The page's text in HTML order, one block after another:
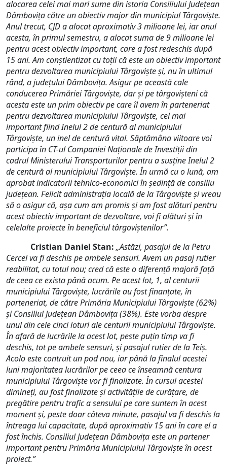
alocarea celei mai mari sume din istoria Consiliului Județean
Dâmbovița către un obiectiv major din municipiul Târgoviște.
Anul trecut, CJD a alocat aproximativ 3 milioane lei, iar anul
acesta, în primul semestru, a alocat suma de 9 milioane lei
pentru acest obiectiv important, care a fost redeschis după
15 ani. Am conștientizat cu toții că este un obiectiv important
pentru dezvoltarea municipiului Târgoviște și, nu în ultimul
rând, a județului Dâmbovița. Asigur pe această cale
conducerea Primăriei Târgoviște, dar și pe târgovișteni că
acesta este un prim obiectiv pe care îl avem în parteneriat
pentru dezvoltarea municipiului Târgoviște, cel mai
important fiind Inelul 2 de centură al municipiului
Târgoviște, un inel de centură vital. Săptămâna viitoare voi
participa în CT-ul Companiei Naționale de Investiții din
cadrul Ministerului Transporturilor pentru a susține Inelul 2
de centură al municipiului Târgoviște. În urmă cu o lună, am
aprobat indicatorii tehnico-economici în ședință de consiliu
județean. Felicit administrația locală de la Târgoviște și vreau
să o asigur că, așa cum am promis și am fost alături pentru
acest obiectiv important de dezvoltare, voi fi alături și în
celelalte proiecte în beneficiul târgoviștenilor”.
Cristian Daniel Stan: „Astăzi, pasajul de la Petru
Cercel va fi deschis pe ambele sensuri. Avem un pasaj rutier
reabilitat, cu totul nou; cred că este o diferență majoră față
de ceea ce exista până acum. Pe acest lot, 1, al centurii
municipiului Târgoviște, lucrările au fost finanțate, în
parteneriat, de către Primăria Municipiului Târgoviște (62%)
și Consiliul Județean Dâmbovița (38%). Este vorba despre
unul din cele cinci loturi ale centurii municipiului Târgoviște.
În afară de lucrările la acest lot, peste puțin timp va fi
deschis, tot pe ambele sensuri, și pasajul rutier de la Teiș.
Acolo este contruit un pod nou, iar până la finalul acestei
luni majoritatea lucrărilor pe ceea ce înseamnă centura
municipiului Târgoviște vor fi finalizate. În cursul acestei
dimineți, au fost finalizate și activitățile de curățare, de
pregătire pentru trafic a sensului pe care suntem în acest
moment și, peste doar câteva minute, pasajul va fi deschis la
întreaga lui capacitate, după aproximativ 15 ani în care el a
fost închis. Consiliul Județean Dâmbovița este un partener
important pentru Primăria Municipiului Târgoviște în acest
proiect.”